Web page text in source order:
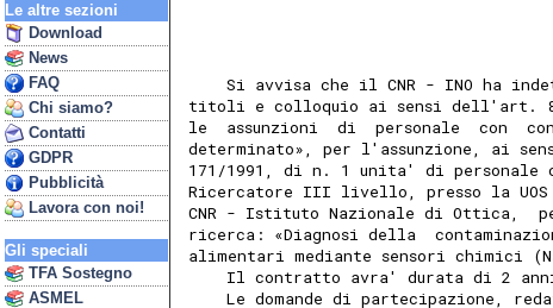
Le altre sezioni
Download
News
FAQ
Chi siamo?
Contatti
GDPR
Pubblicità
Lavora con noi!
Gli speciali
TFA Sostegno
ASMEL
Si avvisa che il CNR - INO ha
titoli e colloquio ai sensi dell'art. 8
le  assunzioni  di  personale  con
determinato», per l'assunzione, ai
171/1991, di n. 1 unita' di
Ricercatore III livello, presso la UOS
CNR - Istituto Nazionale di Ottica,
ricerca: «Diagnosi della
alimentari mediante sensori chimici
Il contratto avra' durata di 2
Le domande di partecipazione,